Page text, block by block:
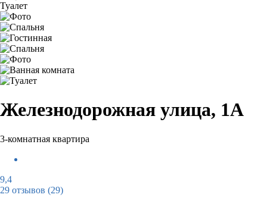
Туалет
Железнодорожная улица, 1А
3-комнатная квартира
9,4
29 отзывов (29)